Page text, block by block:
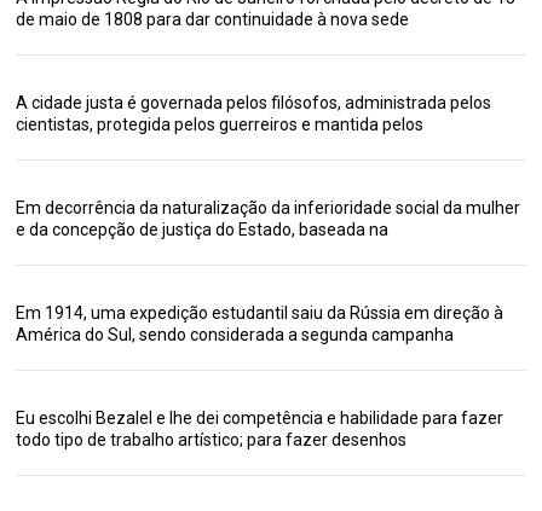
de maio de 1808 para dar continuidade à nova sede
A cidade justa é governada pelos filósofos, administrada pelos
cientistas, protegida pelos guerreiros e mantida pelos
Em decorrência da naturalização da inferioridade social da mulher
e da concepção de justiça do Estado, baseada na
Em 1914, uma expedição estudantil saiu da Rússia em direção à
América do Sul, sendo considerada a segunda campanha
Eu escolhi Bezalel e lhe dei competência e habilidade para fazer
todo tipo de trabalho artístico; para fazer desenhos